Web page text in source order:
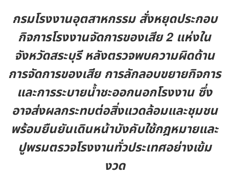
กรมโรงงานอุตสาหกรรม สั่งหยุดประกอบ
กิจการโรงงานจัดการของเสีย 2 แห่งใน
จังหวัดสระบุรี หลังตรวจพบความผิดด้าน
การจัดการของเสีย การลักลอบขยายกิจการ
และการระบายน้ำชะออกนอกโรงงาน ซึ่ง
อาจส่งผลกระทบต่อสิ่งแวดล้อมและชุมชน
พร้อมยืนยันเดินหน้าบังคับใช้กฎหมายและ
ปูพรมตรวจโรงงานทั่วประเทศอย่างเข้ม
งวด